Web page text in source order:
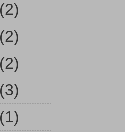
(2)
(2)
(2)
(3)
(1)